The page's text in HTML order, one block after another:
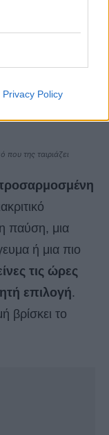
Privacy Policy
της ταιριάζει
παύση, μια
ή μια πιο
τις ώρες
επιλογή.
βρίσκει το